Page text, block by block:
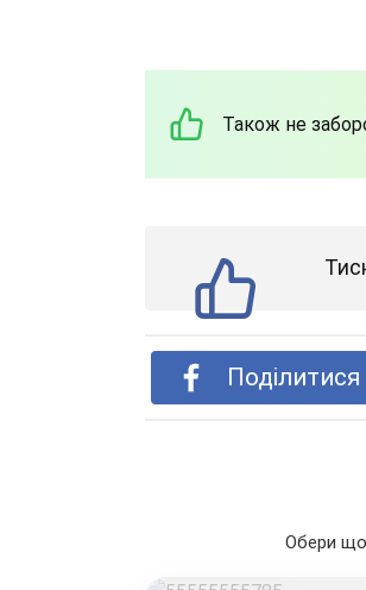
Також не
Обери